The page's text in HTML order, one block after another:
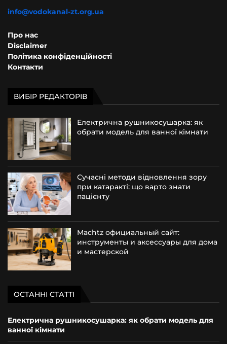
info@vodokanal-zt.org.ua
Про нас
Disclaimer
Політика конфіденційності
Контакти
ВИБІР РЕДАКТОРІВ
Електрична рушникосушарка: як
обрати модель для ванної кімнати
Сучасні методи відновлення зору
при катаракті: що варто знати
пацієнту
Machtz официальный сайт:
инструменты и аксессуары для дома
и мастерской
ОСТАННІ СТАТТІ
Електрична рушникосушарка: як обрати модель для
ванної кімнати